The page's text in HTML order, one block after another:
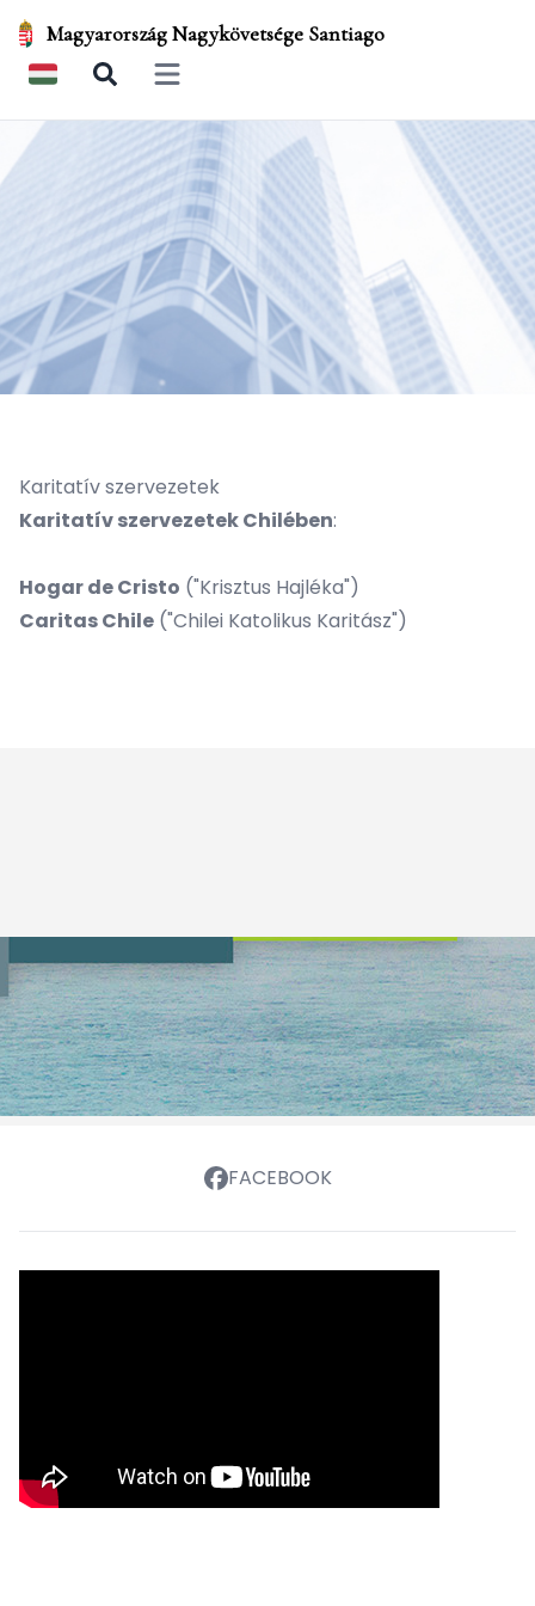
Magyarország Nagykövetsége Santiago
Open main menu
Karitatív szervezetek
Karitatív szervezetek Chilében:
Hogar de Cristo ("Krisztus Hajléka")
Caritas Chile ("Chilei Katolikus Karitász")
FACEBOOK